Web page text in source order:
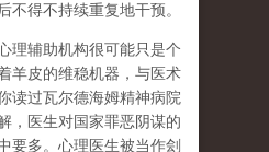
不得不持续重复地干预。
理辅助机构很可能只是个
羊皮的维稳机器，与医术
读过瓦尔德海姆精神病院
，医生对国家罪恶阴谋的
要多。心理医生被当作刽